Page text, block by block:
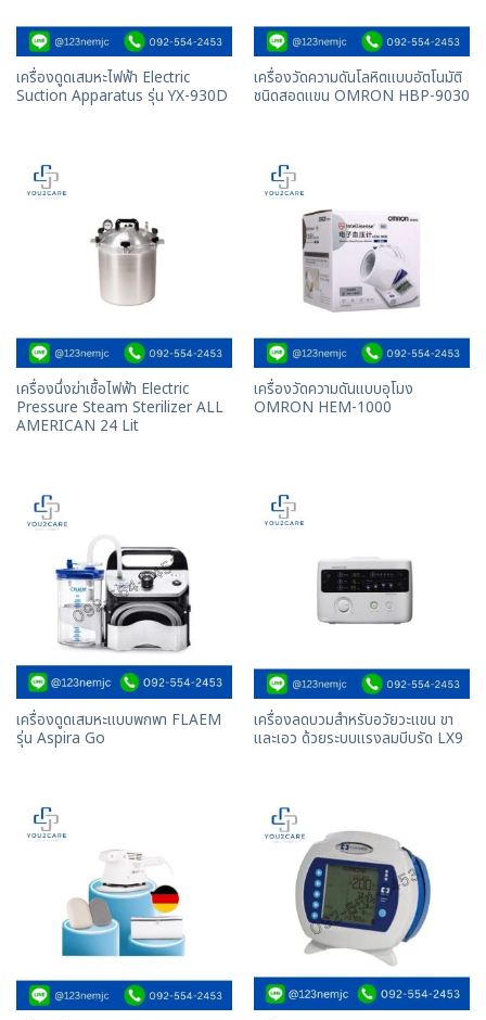
เครื่องดูดเสมหะไฟฟ้า Electric
Suction Apparatus รุ่น YX-930D
เครื่องวัดความดันโลหิตแบบอัตโนมัติ
ชนิดสอดแขน OMRON HBP-9030
เครื่องนึ่งฆ่าเชื้อไฟฟ้า Electric
Pressure Steam Sterilizer ALL
AMERICAN 24 Lit
เครื่องวัดความดันแบบอุโมง
OMRON HEM-1000
เครื่องดูดเสมหะแบบพกพา FLAEM
รุ่น Aspira Go
เครื่องลดบวมสำหรับอวัยวะแขน ขา
และเอว ด้วยระบบแรงลมบีบรัด LX9